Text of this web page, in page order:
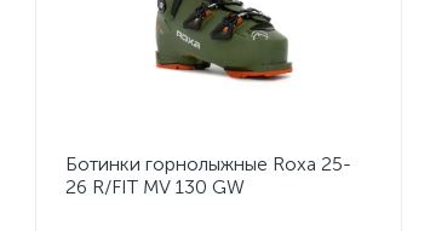
Ботинки горнолыжные Roxa 25-
26 R/FIT MV 130 GW